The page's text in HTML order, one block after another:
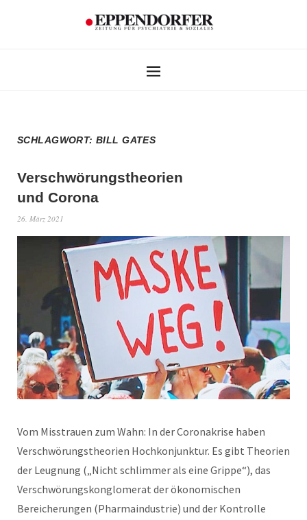
SCHLAGWORT:BILL GATES
Verschwörungstheorien
und Corona
26. März 2021
Vom Misstrauen zum Wahn: In der Coronakrise haben
Verschwörungstheorien Hochkonjunktur. Es gibt Theorien
der Leugnung („Nicht schlimmer als eine Grippe“), das
Verschwörungskonglomerat der ökonomischen
Bereicherungen (Pharmaindustrie) und der Kontrolle